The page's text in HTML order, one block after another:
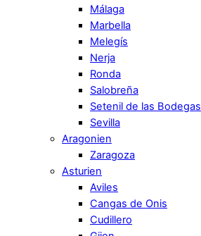
Málaga
Marbella
Melegís
Nerja
Ronda
Salobreña
Setenil de las Bodegas
Sevilla
Aragonien
Zaragoza
Asturien
Aviles
Cangas de Onis
Cudillero